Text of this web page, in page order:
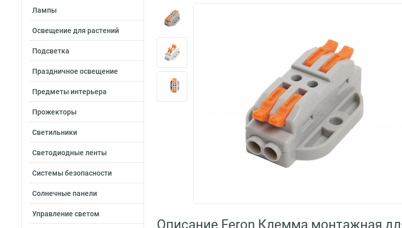
Лампы
Освещение для растений
Подсветка
Праздничное освещение
Предметы интерьера
Прожекторы
Светильники
Светодиодные ленты
Системы безопасности
Солнечные панели
Управление светом
Описание Feron Клемма монтажная